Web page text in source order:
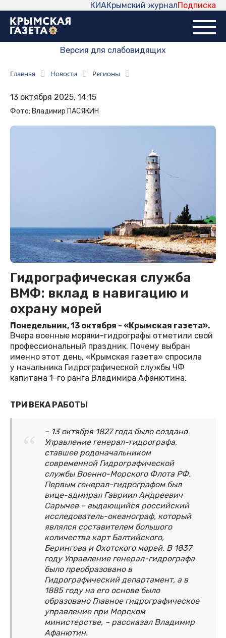
Подписка
Крымский журнал
КИА
Версия для слабовидящих
Главная Новости Регионы
13 октября 2025, 14:15
Фото: Владимир ПАСЯКИН
Гидрографическая служба
ВМФ: вклад в навигацию и
охрану морей
Понедельник, 13 октября - «Крымская газета».
Вчера военные моряки-гидрографы отметили свой
профессиональный праздник. Почему выбран
именно этот день, «Крымская газета» спросила
у начальника Гидрографической службы ЧФ
капитана 1-го ранга Владимира Афанютина.
ТРИ ВЕКА РАБОТЫ
– 13 октября 1827 года было создано
Управление генерал-гидрографа,
ставшее родоначальником
современной Гидрографической
службы Военно-Морского Флота РФ.
Первым генерал-гидрографом был
вице-адмирал Гавриил Андреевич
Сарычев – выдающийся российский
исследователь-океанограф, который
являлся составителем большого
количества карт Балтийского,
Берингова и Охотского морей. В 1837
году Управление генерал-гидрографа
было преобразовано в
Гидрографический департамент, а в
1885 году на его основе было
образовано Главное гидрографическое
управление при Морском
министерстве, – рассказал Владимир
Афанютин.